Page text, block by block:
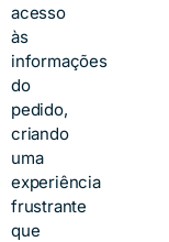
acesso
às
informações
do
pedido,
criando
uma
experiência
frustrante
que